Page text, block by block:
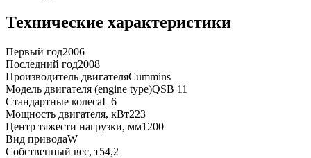
Технические характеристики
Первый год2006
Последний год2008
Производитель двигателяCummins
Модель двигателя (engine type)QSB 11
Стандартные колесаL 6
Мощность двигателя, кВт223
Центр тяжести нагрузки, мм1200
Вид приводаW
Собственный вес, т54,2